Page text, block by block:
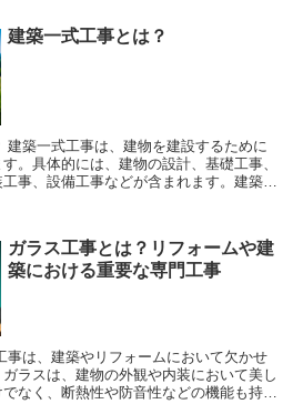
てしまい、結果として負担が大きくなっ
、基準金利適用工事を選ぶ際には、金利
重要です。 基準金利適用工事
較を行うことが大切です。複数の金融機
し、最も低い金利を選ぶことが理想的で
返済期間や返済方法なども考慮すること
やライフスタイルに合った返済条件を選
めに必要です。 さらに、基準金
利の計算も行うことが重要です。金利の
期間、金利の割合などを考慮して行いま
ォームや建築において重要なポイントで
かりと行い、自分にとって最も負担の少
ことが大切です。将来の負担を軽減する
ましょう。
建築一式工事とは？
。具体的には、建物の設計、基礎工事、
事、設備工事などが含まれます。建築一
れ、建物の形状や構造、設備などが計画
行われ、建物の土台となる基礎が作られ
、構造工事が行われ、建物の骨組みが組
物の外観や外壁、屋根などが仕上げられ
内部の仕上げや間仕切り、床や壁の仕上
、設備工事が行われ、電気や水道、空調
安全性
を果たしています。建物は長期間にわた
や機能性が求められます。また、建物は
ガラス工事とは？リフォームや建
築における重要な専門工事
ラスは、建物の外観や内装において美し
なく、断熱性や防音性などの機能も持っ